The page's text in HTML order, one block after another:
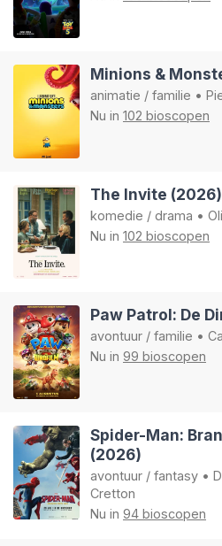
Minions &
animatie / familie •
Nu in 102 bioscopen
The Invite (2026)
komedie / drama •
Nu in 102 bioscopen
Paw Patrol: De
avontuur / familie •
Nu in 99 bioscopen
Spider-Man:
(2026)
avontuur / fantasy •
Cretton
Nu in 94 bioscopen